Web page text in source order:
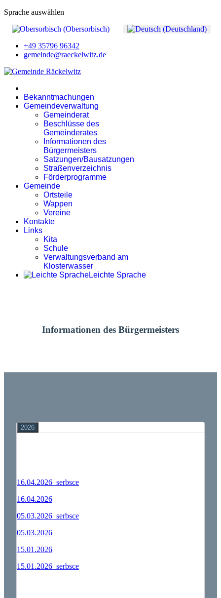
Sprache auswählen
+49 35796 96342
gemeinde@raeckelwitz.de
Bekanntmachungen
Gemeindeverwaltung
Gemeinderat
Beschlüsse des
Gemeinderates
Informationen des
Bürgermeisters
Satzungen/Bausatzungen
Straßenverzeichnis
Förderprogramme
Gemeinde
Ortsteile
Wappen
Vereine
Kontakte
Links
Kita
Schule
Verwaltungsverband am
Klosterwasser
Leichte Sprache
Informationen des Bürgermeisters
2026
16.04.2026_serbsce
16.04.2026
05.03.2026_serbsce
05.03.2026
15.01.2026
15.01.2026_serbsce